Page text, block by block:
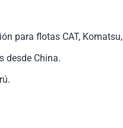
para flotas CAT,
desde China.